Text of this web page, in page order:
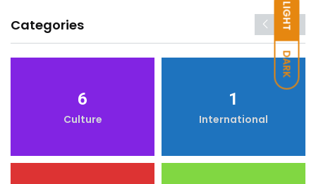
LIGHT
DARK
Categories
6
Culture
1
International